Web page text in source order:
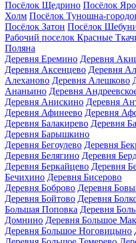
Посёлок Щедрино Посёлок
Холм Посёлок Туношна-
Посёлок Затон Посёлок
Рабочий поселок Красные
Поляна
Деревня Еремино Деревня
Деревня Аксенцево Деревня
Алеханово Деревня Алешково
Ананьино Деревня
Деревня Анискино Деревня
Деревня Афинеево Деревня
Деревня Балакирево Деревня
Деревня Барышкино
Деревня Бегоулево Деревня
Деревня Белягино Деревня
Деревня Беркайцево Деревня
Бечихино Деревня Бисерово
Деревня Боброво Деревня
Деревня Бойтово Деревня
Большая Поповка Деревня
Домнино Деревня Большое
Деревня Большое Ноговицыно